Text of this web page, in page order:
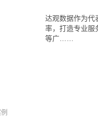
达观数据作为代
率，打造专业服
等广……